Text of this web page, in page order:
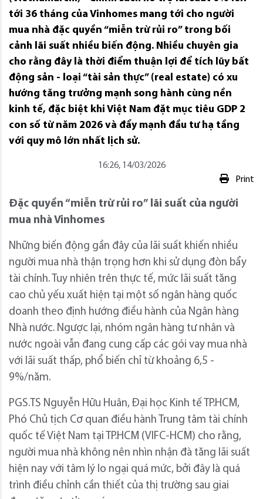
tới 36 tháng của Vinhomes mang tới cho người
mua nhà đặc quyền “miễn trừ rủi ro” trong bối
cảnh lãi suất nhiều biến động. Nhiều chuyên gia
cho rằng đây là thời điểm thuận lợi để tích lũy bất
động sản - loại “tài sản thực” (real estate) có xu
hướng tăng trưởng mạnh song hành cùng nền
kinh tế, đặc biệt khi Việt Nam đặt mục tiêu GDP 2
con số từ năm 2026 và đẩy mạnh đầu tư hạ tầng
với quy mô lớn nhất lịch sử.
16:26, 14/03/2026
Print
Đặc quyền “miễn trừ rủi ro” lãi suất của người
mua nhà Vinhomes
Những biến động gần đây của lãi suất khiến nhiều
người mua nhà thận trọng hơn khi sử dụng đòn bẩy
tài chính. Tuy nhiên trên thực tế, mức lãi suất tăng
cao chủ yếu xuất hiện tại một số ngân hàng quốc
doanh theo định hướng điều hành của Ngân hàng
Nhà nước. Ngược lại, nhóm ngân hàng tư nhân và
nước ngoài vẫn đang cung cấp các gói vay mua nhà
với lãi suất thấp, phổ biến chỉ từ khoảng 6,5 -
9%/năm.
PGS.TS Nguyễn Hữu Huân, Đại học Kinh tế TP.HCM,
Phó Chủ tịch Cơ quan điều hành Trung tâm tài chính
quốc tế Việt Nam tại TP.HCM (VIFC-HCM) cho rằng,
người mua nhà không nên nhìn nhận đà tăng lãi suất
hiện nay với tâm lý lo ngại quá mức, bởi đây là quá
trình điều chỉnh cần thiết của thị trường sau giai